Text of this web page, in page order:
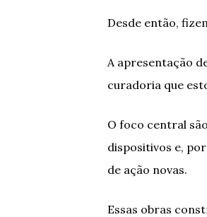
Desde então,
A apresentação
curadoria que
O foco central
dispositivos e,
de ação novas.
Essas obras